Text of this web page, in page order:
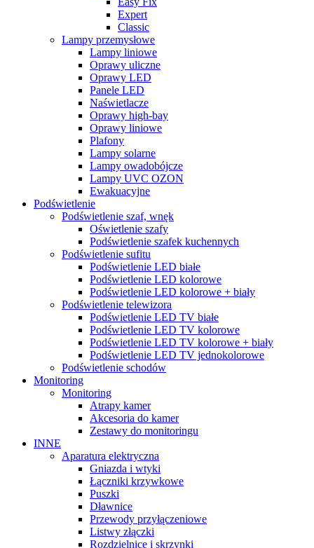
Expert
Classic
Lampy przemysłowe
Lampy liniowe
Oprawy uliczne
Oprawy LED
Panele LED
Naświetlacze
Oprawy high-bay
Oprawy liniowe
Plafony
Lampy solarne
Lampy owadobójcze
Lampy UVC OZON
Ewakuacyjne
Podświetlenie
Podświetlenie szaf, wnęk
Oświetlenie szafy
Podświetlenie szafek kuchennych
Podświetlenie sufitu
Podświetlenie LED białe
Podświetlenie LED kolorowe
Podświetlenie LED kolorowe + biały
Podświetlenie telewizora
Podświetlenie LED TV białe
Podświetlenie LED TV kolorowe
Podświetlenie LED TV kolorowe + biały
Podświetlenie LED TV jednokolorowe
Podświetlenie schodów
Monitoring
Monitoring
Atrapy kamer
Akcesoria do kamer
Zestawy do monitoringu
INNE
Aparatura elektryczna
Gniazda i wtyki
Łączniki krzywkowe
Puszki
Dławnice
Przewody przyłączeniowe
Listwy złączki
Rozdzielnice i skrzynki